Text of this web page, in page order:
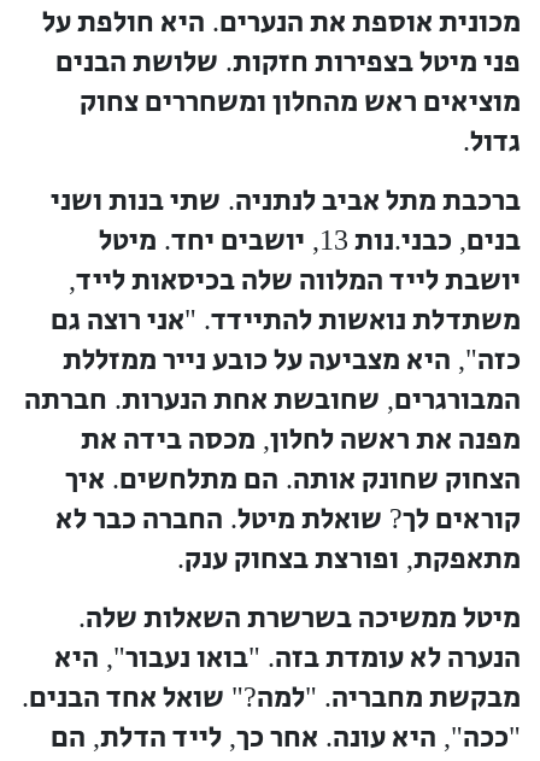
מכונית אוספת את הנערים. היא חולפת על
פני מיטל בצפירות חזקות. שלושת הבנים
מוציאים ראש מהחלון ומשחררים צחוק
גדול.
ברכבת מתל אביב לנתניה. שתי בנות ושני
בנים, כבני.נות 13, יושבים יחד. מיטל
יושבת לייד המלווה שלה בכיסאות לייד,
משתדלת נואשות להתיידד. "אני רוצה גם
כזה", היא מצביעה על כובע נייר ממזללת
המבורגרים, שחובשת אחת הנערות. חברתה
מפנה את ראשה לחלון, מכסה בידה את
הצחוק שחונק אותה. הם מתלחשים. איך
קוראים לך? שואלת מיטל. החברה כבר לא
מתאפקת, ופורצת בצחוק ענק.
מיטל ממשיכה בשרשרת השאלות שלה.
הנערה לא עומדת בזה. "בואו נעבור", היא
מבקשת מחבריה. "למה?" שואל אחד הבנים.
"ככה", היא עונה. אחר כך, לייד הדלת, הם